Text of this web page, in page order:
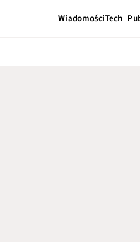
WiadomościTech